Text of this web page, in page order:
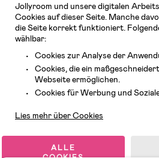
Avent, Jack Wolfskin, Cybex, LEGO und
unserer vielfältigen Online-Boutique für
© 2026 Jollyroom GmbH. Alle
Jollyroom und unsere digitalen
Cookies auf dieser Seite. Manche
die Seite korrekt funktioniert.
wählbar:
Cookies zur Analyse der
Cookies, die ein
Webseite ermöglichen.
Cookies für Werbung und
Lies mehr über Cookies
ALLE